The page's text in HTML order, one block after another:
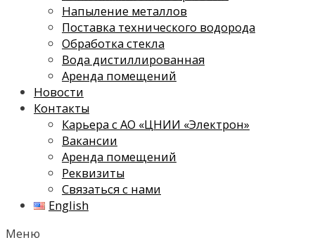
Напыление металлов
Поставка технического водорода
Обработка стекла
Вода дистиллированная
Аренда помещений
Новости
Контакты
Карьера с АО «ЦНИИ «Электрон»
Вакансии
Аренда помещений
Реквизиты
Связаться с нами
English
Меню